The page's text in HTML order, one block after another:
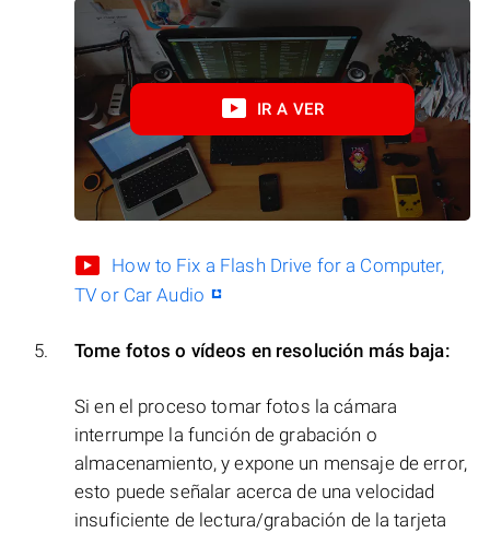
IR A VER
How to Fix a Flash Drive for a Computer,
TV or Car Audio
Tome fotos o vídeos en resolución más baja:
Si en el proceso tomar fotos la cámara
interrumpe la función de grabación o
almacenamiento, y expone un mensaje de error,
esto puede señalar acerca de una velocidad
insuficiente de lectura/grabación de la tarjeta